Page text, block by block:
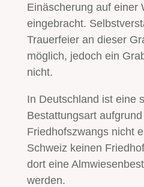
Einäscherung auf einer
eingebracht.
Trauerfeier an dieser
möglich, jedoch ein
nicht.
In Deutschland ist eine
Bestattungsart
Friedhofszwangs nicht
Schweiz keinen
dort eine
werden.